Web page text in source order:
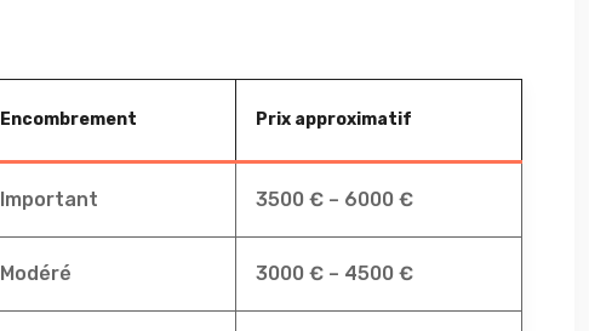
Encombrement Prix approximatif
Important 3500 € – 6000 €
Modéré 3000 € – 4500 €